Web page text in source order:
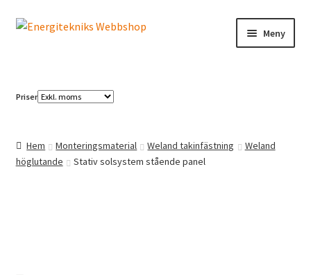
Hoppa
Hoppa
Meny
Solcellspaneler
Växelriktare
Priser
Hem Monteringsmaterial Weland takinfästning
Weland
höglutande
Stativ solsystem stående panel